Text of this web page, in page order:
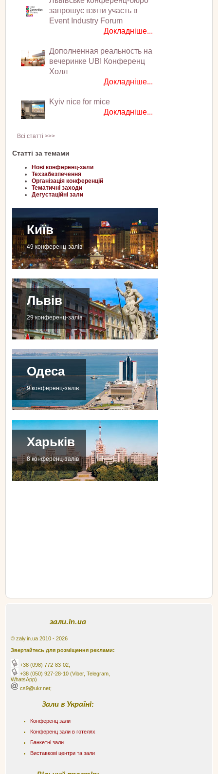
запрошує взяти участь в
Event Industry Forum
Докладніше...
Дополненная реальность на
вечеринке UBI Конференц
Холл
Докладніше...
Kyiv nice for mice
Докладніше...
Всі статті >>>
Статті за темами
Нові конференц-зали
Техзабезпечення
Організація конференцій
Тематичні заходи
Дегустаційні зали
Київ
49 конференц-залів
Львів
29 конференц-залів
Одеса
9 конференц-залів
Харьків
8 конференц-залів
зали.in.ua
© zaly.in.ua 2010 - 2026
Звертайтесь для розміщення реклами:
+38 (098) 772-83-02
+38 (050) 927-28-10 (Viber, Telegram,
WhatsApp)
cs9@ukr.net;
Зали в Україні:
Конференц зали
Конференц зали в готелях
Банкетні зали
Виставкові центри та зали